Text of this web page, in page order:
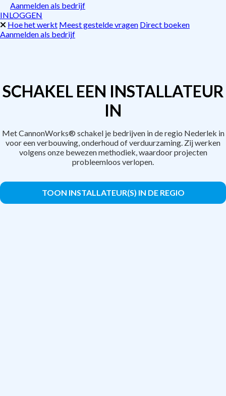
Aanmelden als bedrijf
INLOGGEN
Hoe het werkt Meest gestelde vragen Direct boeken
Aanmelden als bedrijf
SCHAKEL EEN INSTALLATEUR
IN
Met CannonWorks® schakel je bedrijven in de regio Nederlek in
voor een verbouwing, onderhoud of verduurzaming. Zij werken
volgens onze bewezen methodiek, waardoor projecten
probleemloos verlopen.
TOON INSTALLATEUR(S) IN DE REGIO